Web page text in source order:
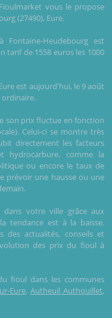
vous le propose
(27490), Eure.
Heudebourg est
tarif de 1558 euros les 1000
est aujourd'hui, le 9 août
ordinaire.
son prix fluctue en fonction
Celui-ci se montre très
directement les facteurs
hydrocarbure, comme la
ou encore le taux de
prévoir une hausse ou une
dans votre ville grâce aux
tendance est à la baisse.
des actualités, conseils et
des prix du fioul à
fioul dans les communes
Eure, Autheuil Authouillet,